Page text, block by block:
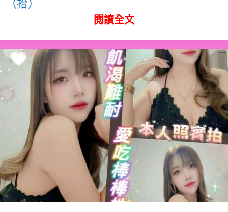
（拾）
閱讀全文